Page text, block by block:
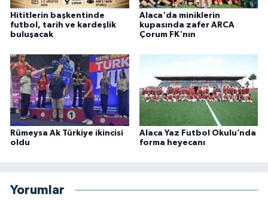
Hititlerin başkentinde
futbol, tarih ve kardeşlik
buluşacak
Alaca'da miniklerin
kupasında zafer ARCA
Çorum FK'nın
Rümeysa Ak Türkiye ikincisi
oldu
Alaca Yaz Futbol Okulu’nda
forma heyecanı
Yorumlar